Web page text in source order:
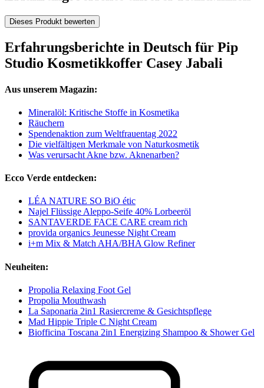
Dieses Produkt bewerten
Erfahrungsberichte in Deutsch für Pip
Studio Kosmetikkoffer Casey Jabali
Aus unserem Magazin:
Mineralöl: Kritische Stoffe in Kosmetika
Räuchern
Spendenaktion zum Weltfrauentag 2022
Die vielfältigen Merkmale von Naturkosmetik
Was verursacht Akne bzw. Aknenarben?
Ecco Verde entdecken:
LÉA NATURE SO BiO étic
Najel Flüssige Aleppo-Seife 40% Lorbeeröl
SANTAVERDE FACE CARE cream rich
provida organics Jeunesse Night Cream
i+m Mix & Match AHA/BHA Glow Refiner
Neuheiten:
Propolia Relaxing Foot Gel
Propolia Mouthwash
La Saponaria 2in1 Rasiercreme & Gesichtspflege
Mad Hippie Triple C Night Cream
Biofficina Toscana 2in1 Energizing Shampoo & Shower Gel